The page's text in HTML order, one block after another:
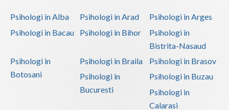
Psihologi in Alba Psihologi in Arad
Psihologi in Arges
Psihologi in Bacau
Psihologi in Bihor
Psihologi in
Bistrita-Nasaud
Psihologi in
Botosani
Psihologi in Braila
Psihologi in Brasov
Psihologi in
Bucuresti
Psihologi in Buzau
Psihologi in
Calarasi